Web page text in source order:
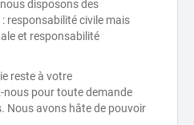
disposons des
responsabilité civile mais
et responsabilité
reste à votre
pour toute demande
Nous avons hâte de pouvoir